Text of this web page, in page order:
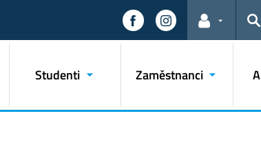
Odkazy pro
Studenti Zaměstnanci